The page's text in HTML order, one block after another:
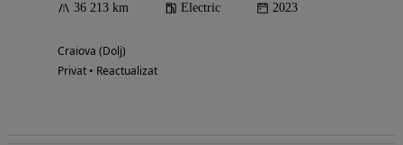
36 213 km Electric 2023
Craiova (Dolj)
Privat • Reactualizat